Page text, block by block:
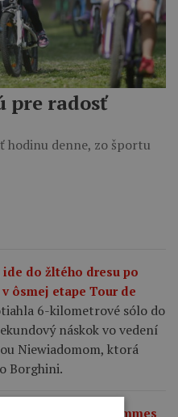
pre radosť
hodinu denne, zo športu
do žltého dresu po
ôsmej etape Tour de
6-kilometrové sólo do
náskok vo vedení
Niewiadomom, ktorá
Borghini.
Tour de France Femmes